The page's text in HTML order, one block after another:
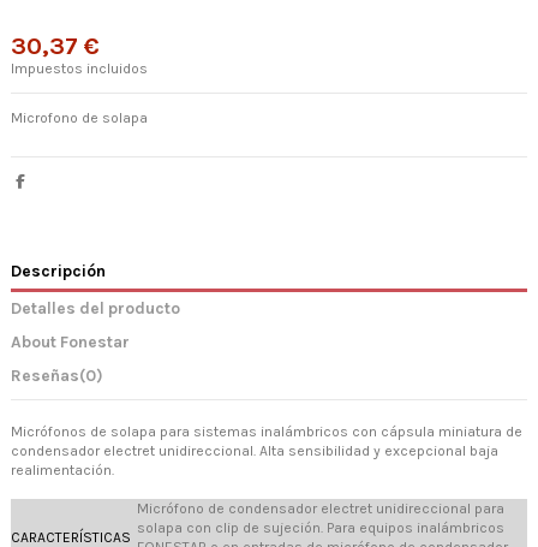
30,37 €
Impuestos incluidos
Microfono de solapa
Descripción
Detalles del producto
About Fonestar
Reseñas(0)
Micrófonos de solapa para sistemas inalámbricos con cápsula miniatura de
condensador electret unidireccional. Alta sensibilidad y excepcional baja
realimentación.
CARACTERÍSTICAS
Micrófono de condensador electret unidireccional para
solapa con clip de sujeción. Para equipos inalámbricos